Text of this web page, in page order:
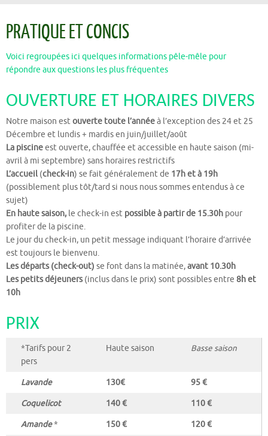
PRATIQUE ET CONCIS
Voici regroupées ici quelques informations pêle-mêle pour
répondre aux questions les plus fréquentes
OUVERTURE ET HORAIRES DIVERS
Notre maison estouverte toute l’annéeà l’exception des 24 et 25
Décembre et lundis + mardis en juin/juillet/août
La piscineest ouverte, chauffée et accessible en haute saison (mi-
avril à mi septembre) sans horaires restrictifs
L’accueil (check-in) se fait généralement de 17h et à 19h
(possiblement plus tôt/tard si nous nous sommes entendus à ce
sujet)
En haute saison, le check-in est possible à partir de 15.30h pour
profiter de la piscine.
Le jour du check-in, un petit message indiquant l’horaire d’arrivée
est toujours le bienvenu.
Les départs (check-out) se font dans la matinée,avant 10.30h
Les petits déjeuners(inclus dans le prix) sont possibles entre 8h et
10h
PRIX
*Tarifs pour 2
pers
Haute saison Basse saison
Lavande 130€ 95 €
Coquelicot 140 € 110 €
Amande* 150 € 120 €